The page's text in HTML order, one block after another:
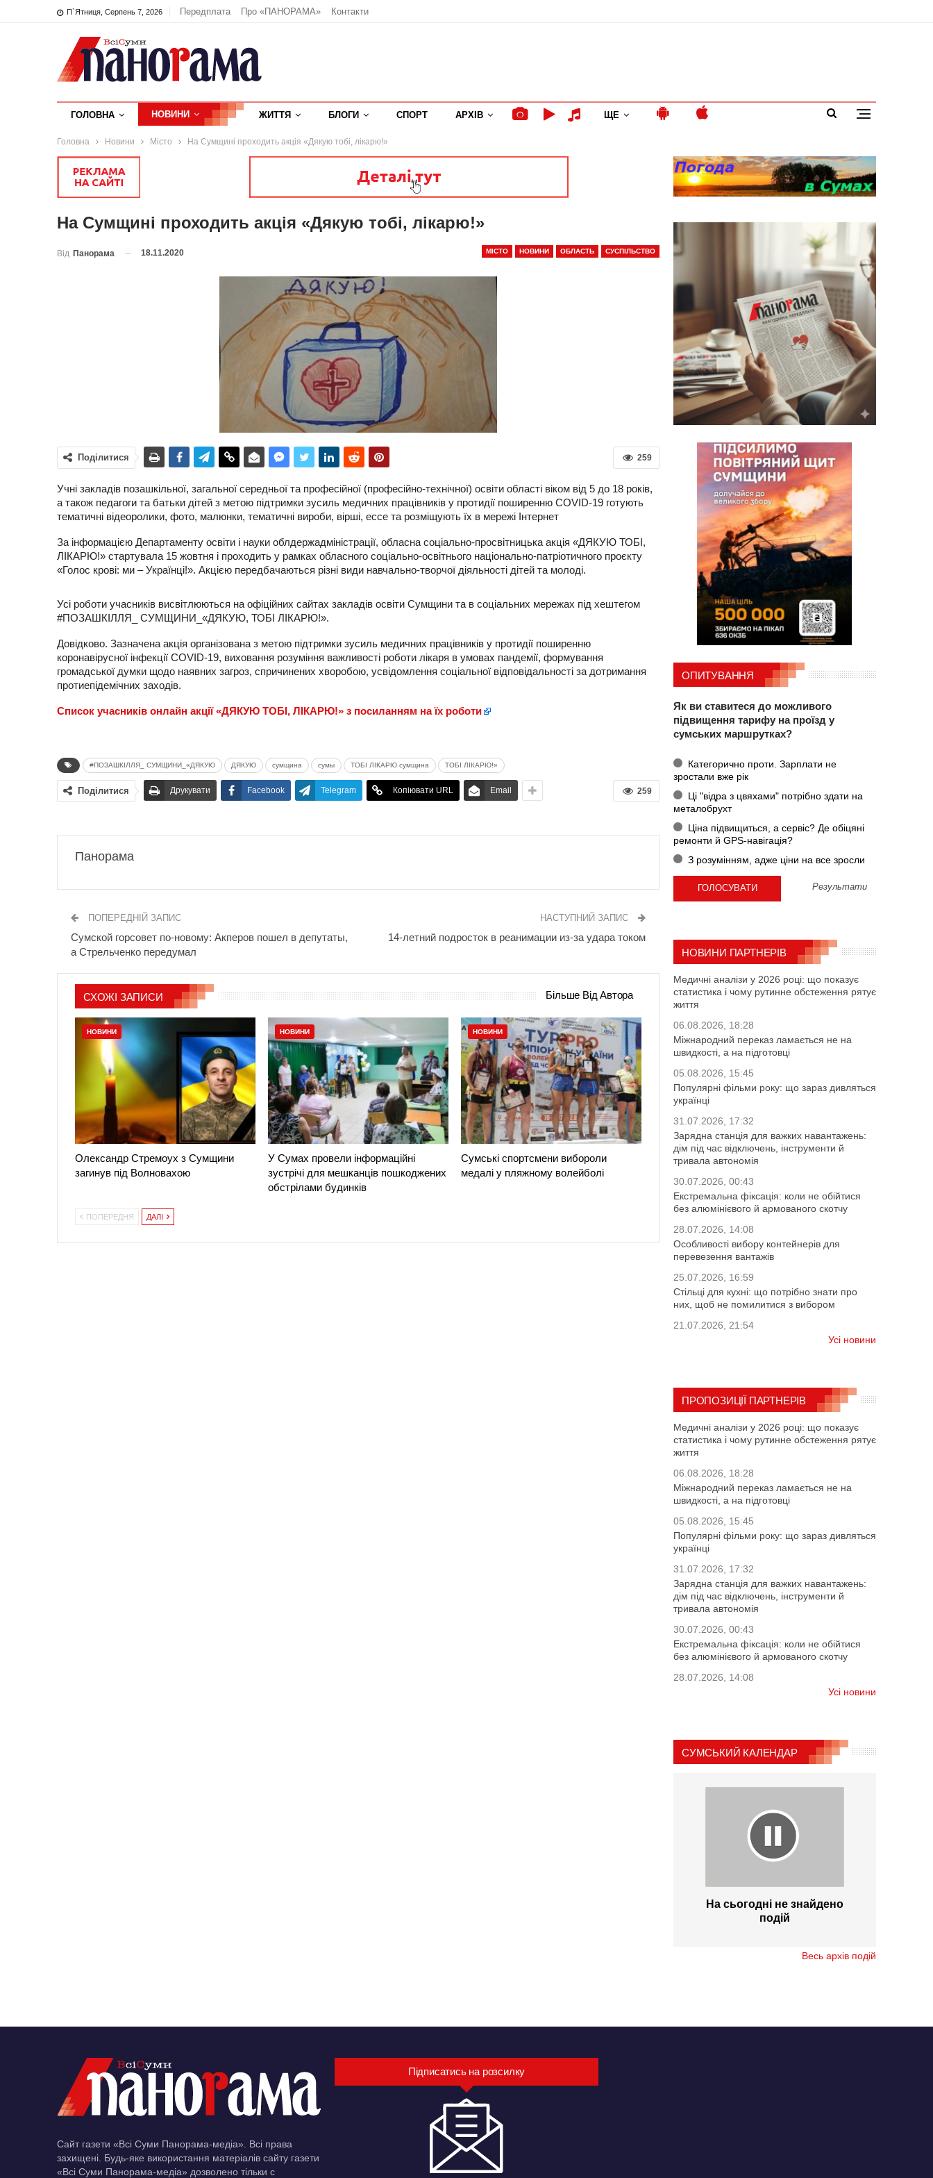
П`ятниця, Серпень 7, 2026 Передплата Про «ПАНОРАМА» Контакти
ГОЛОВНА НОВИНИ ЖИТТЯ БЛОГИ СПОРТ АРХІВ ЩЕ
Головна Новини Місто На Сумщині проходить акція «Дякую тобі, лікарю!»
На Сумщині проходить акція «Дякую тобі, лікарю!»
МІСТО НОВИНИ ОБЛАСТЬ СУСПІЛЬСТВО
Від Панорама 18.11.2020
259
Поділитися
Учні закладів позашкільної, загальної середньої та професійної (професійно-технічної) освіти області віком від 5 до 18 років,
а також педагоги та батьки дітей з метою підтримки зусиль медичних працівників у протидії поширенню COVID-19 готують
тематичні відеоролики, фото, малюнки, тематичні вироби, вірші, ессе та розміщують їх в мережі Інтернет
За інформацією Департаменту освіти і науки облдержадміністрації, обласна соціально-просвітницька акція «ДЯКУЮ ТОБІ,
ЛІКАРЮ!» стартувала 15 жовтня і проходить у рамках обласного соціально-освітнього національно-патріотичного проєкту
«Голос крові: ми – Українці!». Акцією передбачаються різні види навчально-творчої діяльності дітей та молоді.
Усі роботи учасників висвітлюються на офіційних сайтах закладів освіти Сумщини та в соціальних мережах під хештегом
#ПОЗАШКІЛЛЯ_ СУМЩИНИ_«ДЯКУЮ, ТОБІ ЛІКАРЮ!».
Довідково. Зазначена акція організована з метою підтримки зусиль медичних працівників у протидії поширенню
коронавірусної інфекції COVID-19, виховання розуміння важливості роботи лікаря в умовах пандемії, формування
громадської думки щодо наявних загроз, спричинених хворобою, усвідомлення соціальної відповідальності за дотримання
протиепідемічних заходів.
Список учасників онлайн акції «ДЯКУЮ ТОБІ, ЛІКАРЮ!» з посиланням на їх роботи
#ПОЗАШКІЛЛЯ_ СУМЩИНИ_«ДЯКУЮ ДЯКУЮ сумщина сумы ТОБІ ЛІКАРЮ сумщина ТОБІ ЛІКАРЮ!»
259
Поділитися Друкувати Facebook Telegram Копіювати URL Email
Панорама
ПОПЕРЕДНІЙ ЗАПИС
Сумской горсовет по-новому: Акперов пошел в депутаты,
а Стрельченко передумал
НАСТУПНИЙ ЗАПИС
14-летний подросток в реанимации из-за удара током
СХОЖІ ЗАПИСИ Більше Від Автора
НОВИНИ
Олександр Стремоух з Сумщини
загинув під Волновахою
НОВИНИ
У Сумах провели інформаційні
зустрічі для мешканців пошкоджених
обстрілами будинків
НОВИНИ
Сумські спортсмени вибороли
медалі у пляжному волейболі
ПОПЕРЕДНЯ ДАЛІ
ОПИТУВАННЯ
Як ви ставитеся до можливого
підвищення тарифу на проїзд у
сумських маршрутках?
Категорично проти. Зарплати не
зростали вже рік
Ці "відра з цвяхами" потрібно здати на
металобрухт
Ціна підвищиться, а сервіс? Де обіцяні
ремонти й GPS-навігація?
З розумінням, адже ціни на все зросли
Результати
НОВИНИ ПАРТНЕРІВ
Медичні аналізи у 2026 році: що показує
статистика і чому рутинне обстеження рятує
життя
06.08.2026, 18:28
Міжнародний переказ ламається не на
швидкості, а на підготовці
05.08.2026, 15:45
Популярні фільми року: що зараз дивляться
українці
31.07.2026, 17:32
Зарядна станція для важких навантажень:
дім під час відключень, інструменти й
тривала автономія
30.07.2026, 00:43
Екстремальна фіксація: коли не обійтися
без алюмінієвого й армованого скотчу
28.07.2026, 14:08
Особливості вибору контейнерів для
перевезення вантажів
25.07.2026, 16:59
Стільці для кухні: що потрібно знати про
них, щоб не помилитися з вибором
21.07.2026, 21:54
Усі новини
ПРОПОЗИЦІЇ ПАРТНЕРІВ
Медичні аналізи у 2026 році: що показує
статистика і чому рутинне обстеження рятує
життя
06.08.2026, 18:28
Міжнародний переказ ламається не на
швидкості, а на підготовці
05.08.2026, 15:45
Популярні фільми року: що зараз дивляться
українці
31.07.2026, 17:32
Зарядна станція для важких навантажень:
дім під час відключень, інструменти й
тривала автономія
30.07.2026, 00:43
Екстремальна фіксація: коли не обійтися
без алюмінієвого й армованого скотчу
28.07.2026, 14:08
Усі новини
СУМСЬКИЙ КАЛЕНДАР
На сьогодні не знайдено
подій
Весь архів подій
Сайт газети «Всі Суми Панорама-медіа». Всі права
захищені. Будь-яке використання матеріалів сайту газети
«Всі Суми Панорама-медіа» дозволено тільки c
Підписатись на розсилку